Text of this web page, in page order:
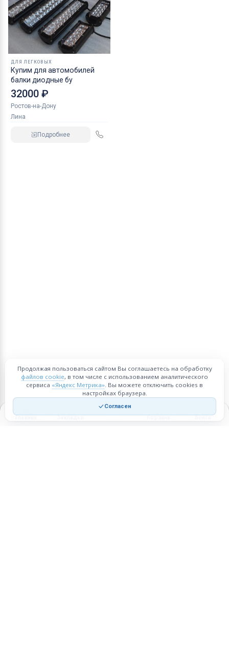
ДЛЯ ЛЕГКОВЫХ
Купим для автомобилей
балки диодные бу
32000 ₽
Ростов-на-Дону
Лина
Подробнее
Главная Закладки Корзина Войти
Продолжая пользоваться сайтом Вы соглашаетесь на обработку
файлов cookie, в том числе с использованием аналитического
сервиса «Яндекс Метрика». Вы можете отключить cookies в
настройках браузера.
Согласен